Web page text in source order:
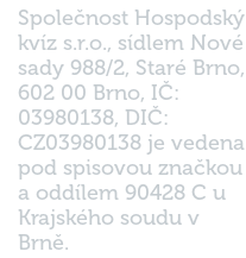
Společnost Hospodský
kvíz s.r.o., sídlem Nové
sady 988/2, Staré Brno,
602 00 Brno, IČ:
03980138, DIČ:
CZ03980138 je vedena
pod spisovou značkou
a oddílem 90428 C u
Krajského soudu v
Brně.